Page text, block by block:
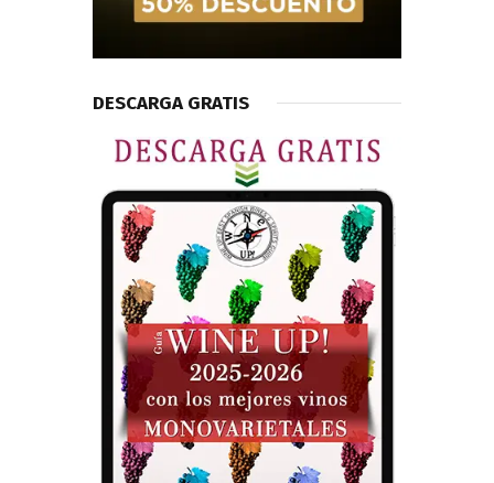
DESCARGA GRATIS